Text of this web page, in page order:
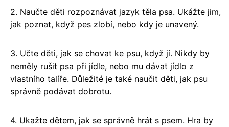
2. Naučte děti rozpoznávat jazyk těla psa. Ukážte jim,
jak poznat, když pes zlobí, nebo kdy je unavený.
3. Učte děti, jak se chovat ke psu, když jí. Nikdy by
neměly rušit psa při jídle, nebo mu dávat jídlo z
vlastního talíře. Důležité je také naučit děti, jak psu
správně podávat dobrotu.
4. Ukažte dětem, jak se správně hrát s psem. Hra by